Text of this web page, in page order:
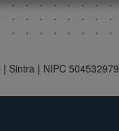
Sintra | NIPC 504532979